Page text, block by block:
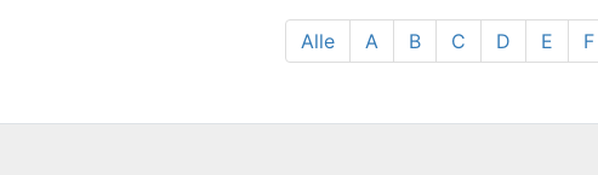
Alle A B C D E F